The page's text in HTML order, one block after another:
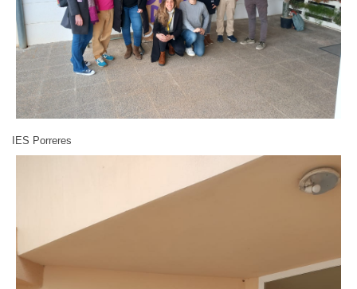
IES Porreres